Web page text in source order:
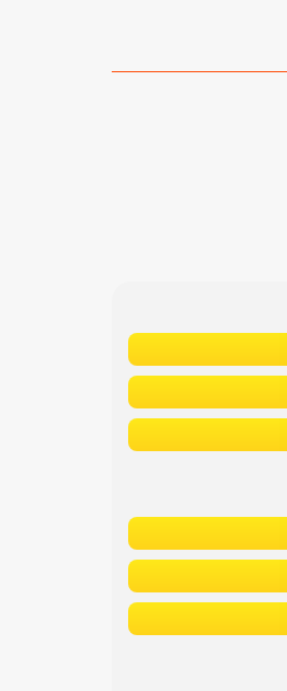
Сетевые отели Сейшел
Сетевые отели Маврикия